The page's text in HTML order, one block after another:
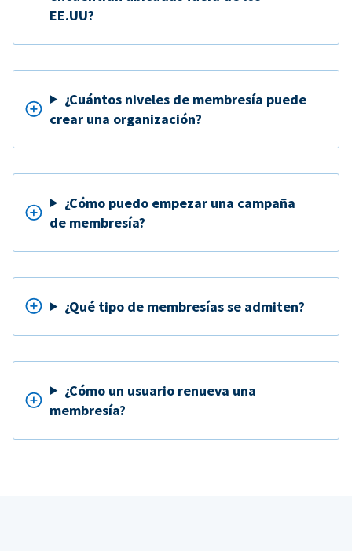
EE.UU?
¿Cuántos niveles de membresía puede
crear una organización?
¿Cómo puedo empezar una campaña
de membresía?
¿Qué tipo de membresías se admiten?
¿Cómo un usuario renueva una
membresía?